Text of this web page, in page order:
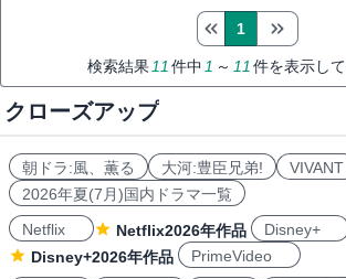
検索結果 11 件中 1 ～ 11 件を表示して
1
クローズアップ
朝ドラ:風、薫る 大河:豊臣兄弟!
VIVANT
2026年夏(7月)国内ドラマ一覧
Netflix
Netflix2026年作品
Disney+
Disney+2026年作品
PrimeVideo